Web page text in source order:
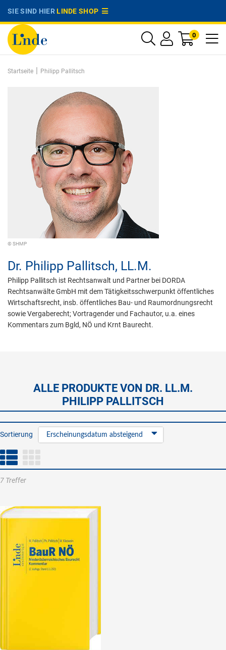
SIE SIND HIERLINDE SHOP
0
Startseite | Philipp Pallitsch
© SHMP
Dr. Philipp Pallitsch, LL.M.
Philipp Pallitsch ist Rechtsanwalt und Partner bei DORDA
Rechtsanwälte GmbH mit dem Tätigkeitsschwerpunkt öffentliches
Wirtschaftsrecht, insb. öffentliches Bau- und Raumordnungsrecht
sowie Vergaberecht; Vortragender und Fachautor, u.a. eines
Kommentars zum Bgld, NÖ und Krnt Baurecht.
ALLE PRODUKTE VON DR. LL.M.
PHILIPP PALLITSCH
Sortierung Erscheinungsdatum absteigend
7 Treffer